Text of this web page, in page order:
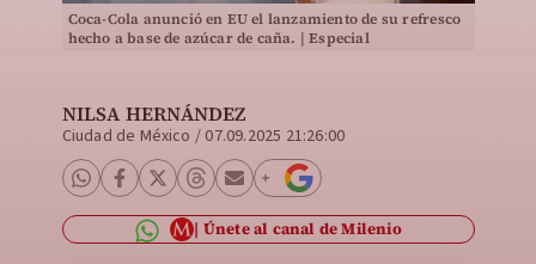
Coca-Cola anunció en EU el lanzamiento de su refresco
hecho a base de azúcar de caña. | Especial
NILSA HERNÁNDEZ
Ciudad de México / 07.09.2025 21:26:00
Únete al canal de Milenio